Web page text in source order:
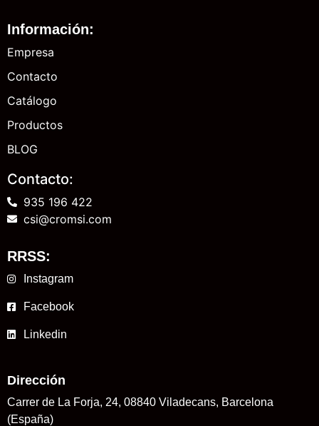
Información:
Empresa
Contacto
Catálogo
Productos
BLOG
Contacto:
935 196 422
csi@cromsi.com
RRSS:
Instagram
Facebook
Linkedin
Dirección
Carrer de La Forja, 24, 08840 Viladecans, Barcelona
(España)